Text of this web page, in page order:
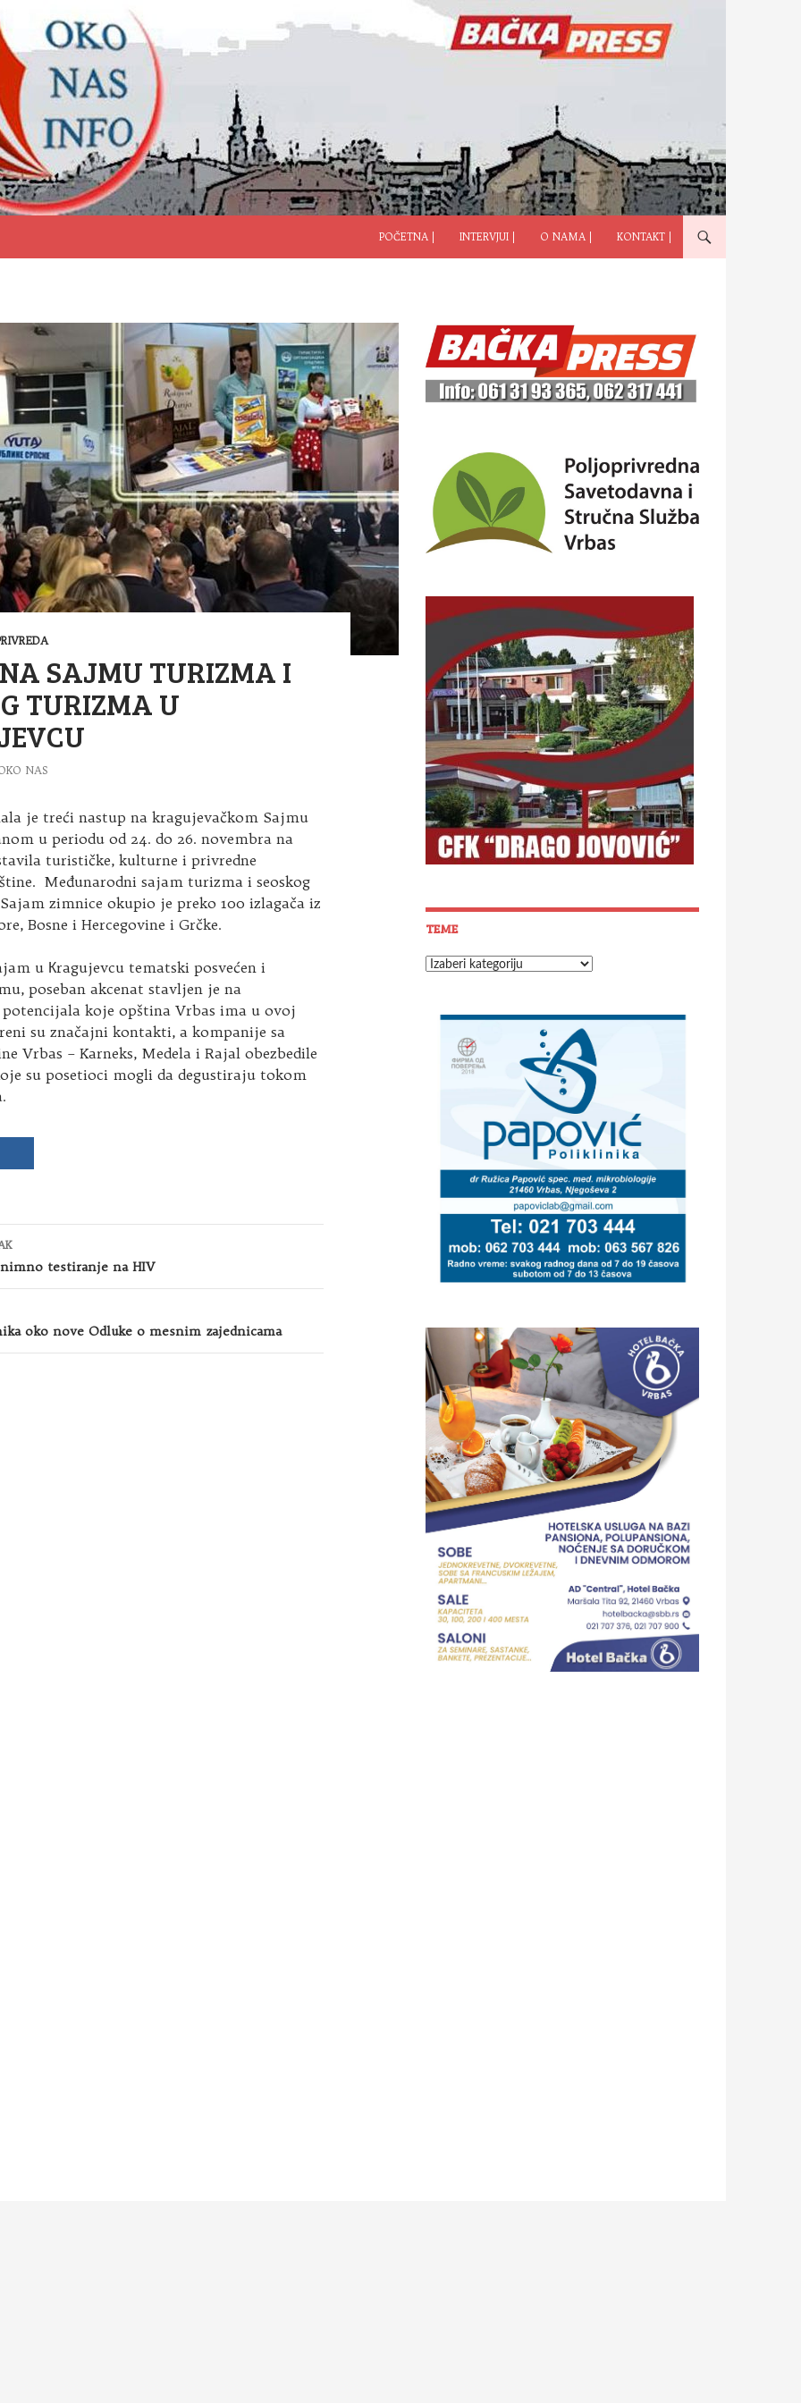
POČETNA |
INTERVJUI | O NAMA | KONTAKT |
SAJMU TURIZMA I
TURIZMA U
NAS
je treći nastup na kragujevačkom Sajmu
u periodu od 24. do 26. novembra na
turističke, kulturne i privredne
Međunarodni sajam turizma i seoskog
zimnice okupio je preko 100 izlagača iz
Bosne i Hercegovine i Grčke.
u Кragujevcu tematski posvećen i
poseban akcenat stavljen je na
koje opština Vrbas ima u ovoj
su značajni kontakti, a kompanije sa
Vrbas – Karneks, Medela i Rajal obezbedile
su posetioci mogli da degustiraju tokom
testiranje na HIV
oko nove Odluke o mesnim zajednicama
TEME
Teme